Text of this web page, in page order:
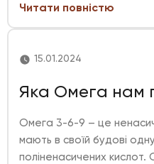
Читати повністю
15.01.2024
Яка Омега нам
Омега 3-6-9 – це
мають в своїй будові
поліненасичених кислот.